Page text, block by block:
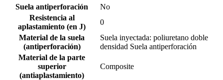
Suela antiperforación
No
Resistencia al
aplastamiento (en J)
0
Material de la suela
(antiperforación)
Suela inyectada: poliuretano doble
densidad Suela antiperforación
Material de la parte
superior
(antiaplastamiento)
Composite